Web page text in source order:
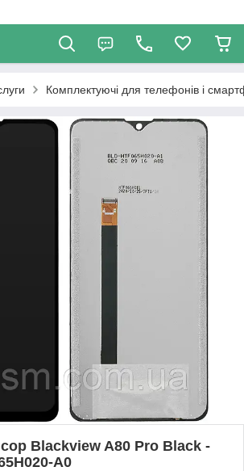
Комплектуючі для телефонів і
Blackview A80 Pro Black -
A0